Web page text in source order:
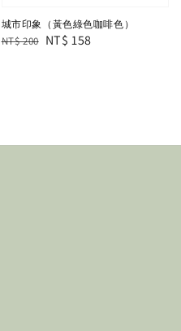
城市印象（黃色綠色咖啡色）
Regular
NT$ 200 Sale
NT$ 158